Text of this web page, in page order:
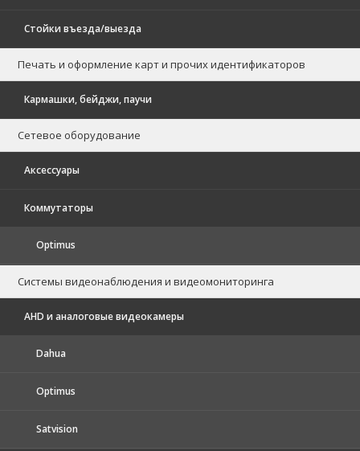
Стойки въезда/выезда
Печать и оформление карт и прочих идентификаторов
Кармашки, бейджи, паучи
Сетевое оборудование
Аксессуары
Коммутаторы
Optimus
Системы видеонаблюдения и видеомониторинга
AHD и аналоговые видеокамеры
Dahua
Optimus
Satvision